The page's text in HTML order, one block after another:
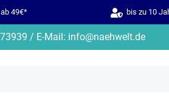
49€* bis zu 10
/ E-Mail: info@naehwelt.de